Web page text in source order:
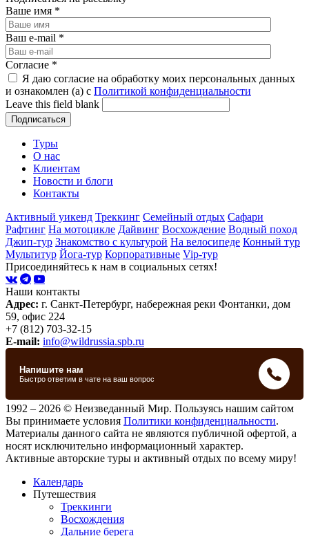
Ваше имя *
Ваш e-mail *
Согласие *
Я даю согласие на обработку моих персональных данных
и ознакомлен (а) с Политикой конфиденциальности
Leave this field blank
Туры
О нас
Клиентам
Новости и блоги
Контакты
Активный уикенд Треккинг Семейный отдых Сафари
Рафтинг На мотоцикле Дайвинг Восхождение Водный поход
Джип-тур Знакомство с культурой На велосипеде Конный тур
Мультитур Йога-тур Корпоративные Vip-тур
Присоединяйтесь к нам в социальных сетях!
Наши контакты
Адрес: г. Санкт-Петербург, набережная реки Фонтанки, дом
59, офис 224
+7 (812) 703-32-15
E-mail: info@wildrussia.spb.ru
1992 – 2026 © Неизведанный Мир. Пользуясь нашим сайтом
Вы принимаете условия Политики конфиденциальности.
Материалы данного сайта не являются публичной офертой, а
носят исключительно информационный характер.
Активные авторские туры и активный отдых по всему миру!
Календарь
Путешествия
Треккинги
Восхождения
Дальние берега